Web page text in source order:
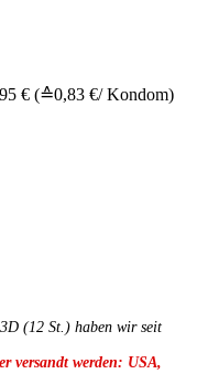
€ (≙0,83 €/ Kondom)
(12 St.) haben wir seit
versandt werden: USA,